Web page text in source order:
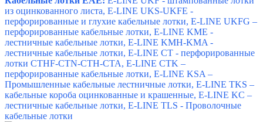
из оцинкованного листа, E-LINE UKS-UKFE -
перфорированные и глухие кабельные лотки, E-LINE UKFG –
перфорированные кабельные лотки, E-LINE KMЕ -
лестничные кабельные лотки, E-LINE KMH-KMA -
лестничные кабельные лотки, E-LINE CT - перфорированные
лотки CTHF-CTN-CTH-CTA, E-LINE CTK –
перфорированные кабельные лотки, E-LINE KSA –
Промышленные кабельные лестничные лотки, E-LINE TKS –
кабельные короба оцинкованные и крашенные, E-LINE KC –
лестничные кабельные лотки, E-LINE TLS - Проволочные
кабельные лотки